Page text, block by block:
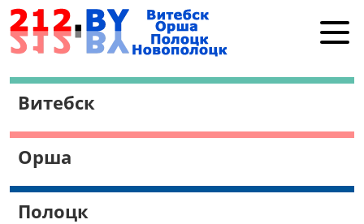
Витебск
Полоцк
Работа в Витебске
Витебск
Орша
Полоцк